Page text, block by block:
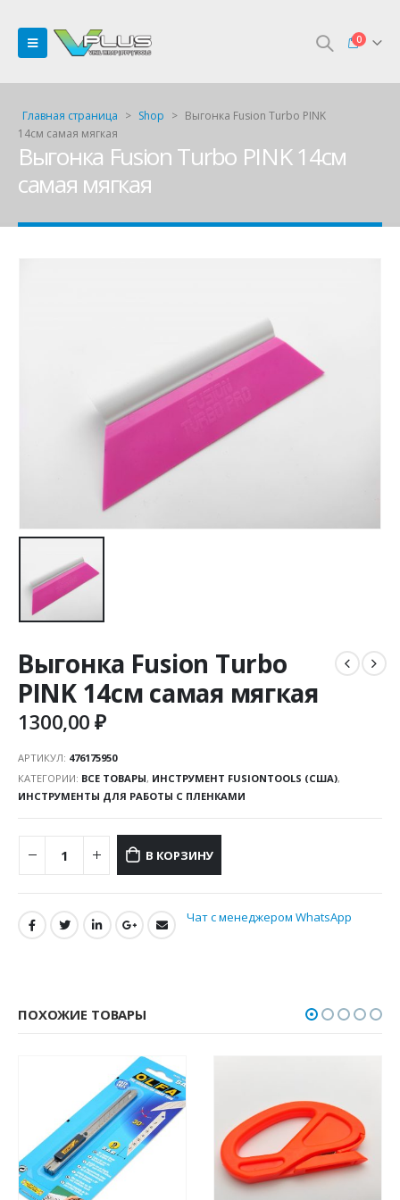
0
Главная страница > Shop > Выгонка Fusion Turbo PINK
14см самая мягкая
Выгонка Fusion Turbo PINK 14см
самая мягкая
Выгонка Fusion Turbo
PINK 14см самая мягкая
1300,00₽
АРТИКУЛ: 476175950
КАТЕГОРИИ: ВСЕ ТОВАРЫ, ИНСТРУМЕНТ FUSIONTOOLS (США),
ИНСТРУМЕНТЫ ДЛЯ РАБОТЫ С ПЛЕНКАМИ
В КОРЗИНУ
Чат с менеджером WhatsApp
ПОХОЖИЕ ТОВАРЫ